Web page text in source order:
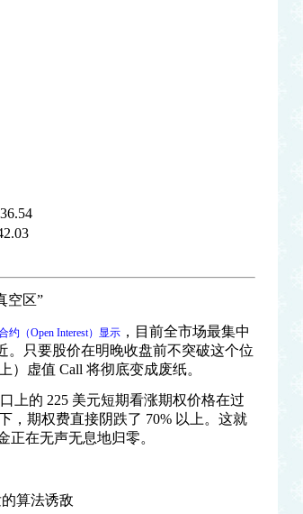
空区”
约（Open Interest）显示，目前全市场最集中
。只要股价在明晚收盘前不突破这个位
）虚值 Call 将彻底变成废纸。
上的 225 美元短期看涨期权价格在过
，期权费直接阴跌了 70% 以上。这就
正在无声无息地归零。
算法诱敌